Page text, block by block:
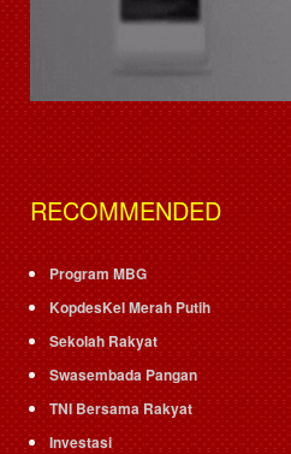
RECOMMENDED
Program MBG
KopdesKel Merah Putih
Sekolah Rakyat
Swasembada Pangan
TNI Bersama Rakyat
Investasi